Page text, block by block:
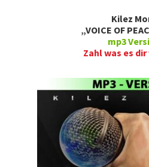
Kilez
„VOICE OF
mp3
Zahl was es